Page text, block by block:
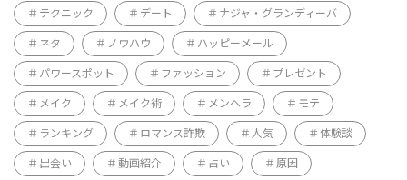
テクニック デート ナジャ・グランディーバ
ネタ ノウハウ ハッピーメール
パワースポット ファッション プレゼント
メイク メイク術 メンヘラ モテ
ランキング ロマンス詐欺 人気 体験談
出会い 動画紹介 占い 原因